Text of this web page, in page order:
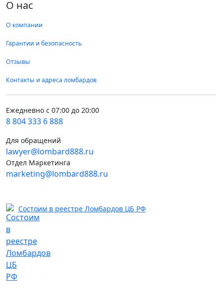
О нас
О компании
Гарантии и безопасность
Отзывы
Контакты и адреса ломбардов
Ежедневно с 07:00 до 20:00
8 804 333 6 888
Для обращений
lawyer@lombard888.ru
Отдел Маркетинга
marketing@lombard888.ru
Состоим в реестре Ломбардов ЦБ РФ